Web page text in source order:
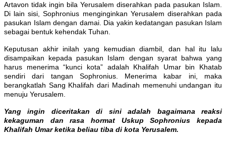
Artavon tidak ingin bila Yerusalem diserahkan pada pasukan Islam.
Di lain sisi, Sophronius menginginkan Yerusalem diserahkan pada
pasukan Islam dengan damai. Dia yakin kedatangan pasukan Islam
sebagai bentuk kehendak Tuhan.
Keputusan akhir inilah yang kemudian diambil, dan hal itu lalu
disampaikan kepada pasukan Islam dengan syarat bahwa yang
harus menerima “kunci kota” adalah Khalifah Umar bin Khatab
sendiri dari tangan Sophronius. Menerima kabar ini, maka
berangkatlah Sang Khalifah dari Madinah memenuhi undangan itu
menuju Yerusalem.
Yang ingin diceritakan di sini adalah bagaimana reaksi
kekaguman dan rasa hormat Uskup Sophronius kepada
Khalifah Umar ketika beliau tiba di kota Yerusalem.